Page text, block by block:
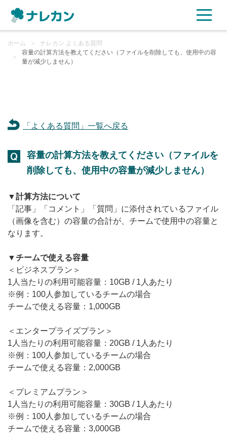
ご利用プラン
セキュリティ
充実サポート
資料ダウンロード
無料トライアル
ログイン
ホーム ＞
ナレカン よくある質問
＞
容量の計算方法を教えてください（ファイルを削除しても、使用中の容
量が減少しません）
「よくある質問」一覧へ戻る
容量の計算方法を教えてください（ファイルを
削除しても、使用中の容量が減少しません）
▼計算方法について
「記事」「コメント」「質問」に添付されているファイル
（画像を含む）の容量の合計が、チームで使用中の容量と
なります。
▼チームで使える容量
＜ビジネスプラン＞
1人当たりの利用可能容量：10GB / 1人あたり
※例：100人参加しているチームの場合
チームで使える容量：1,000GB
＜エンタープライズプラン＞
1人当たりの利用可能容量：20GB / 1人あたり
※例：100人参加しているチームの場合
チームで使える容量：2,000GB
＜プレミアムプラン＞
1人当たりの利用可能容量：30GB / 1人あたり
※例：100人参加しているチームの場合
チームで使える容量：3,000GB